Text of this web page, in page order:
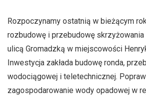
Rozpoczynamy ostatnią w bieżącym
rozbudowę i przebudowę skrzyżowania
ulicą Gromadzką w miejscowości
Inwestycja zakłada budowę ronda,
wodociągowej i teletechnicznej.
zagospodarowanie wody opadowej w